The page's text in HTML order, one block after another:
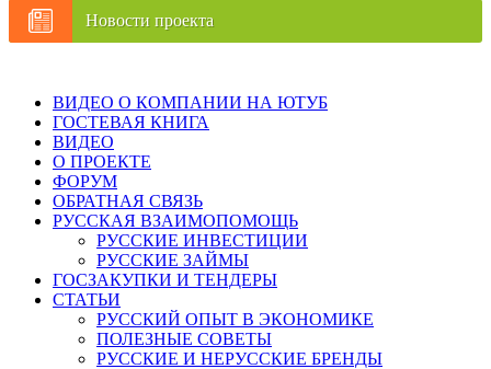
Новости проекта
ВИДЕО О КОМПАНИИ НА ЮТУБ
ГОСТЕВАЯ КНИГА
ВИДЕО
О ПРОЕКТЕ
ФОРУМ
ОБРАТНАЯ СВЯЗЬ
РУССКАЯ ВЗАИМОПОМОЩЬ
РУССКИЕ ИНВЕСТИЦИИ
РУССКИЕ ЗАЙМЫ
ГОСЗАКУПКИ И ТЕНДЕРЫ
СТАТЬИ
РУССКИЙ ОПЫТ В ЭКОНОМИКЕ
ПОЛЕЗНЫЕ СОВЕТЫ
РУССКИЕ И НЕРУССКИЕ БРЕНДЫ